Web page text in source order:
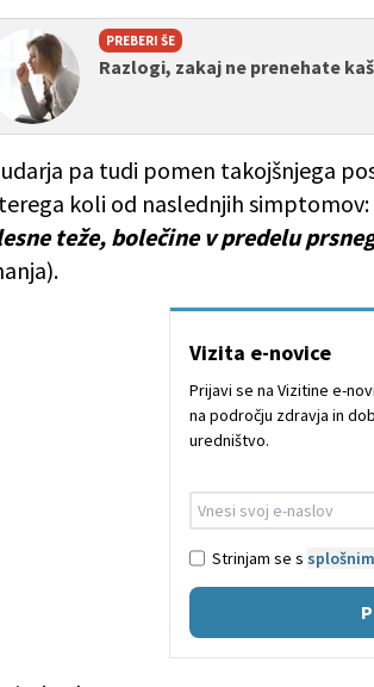
PREBERI ŠE
Razlogi, zakaj ne prenehate
pa tudi pomen takojšnjega
koli od naslednjih simptomov:
teže, bolečine v predelu
Vizita e-novice
Prijavi se na Vizitine e-
na področju zdravja in
uredništvo.
Strinjam se s